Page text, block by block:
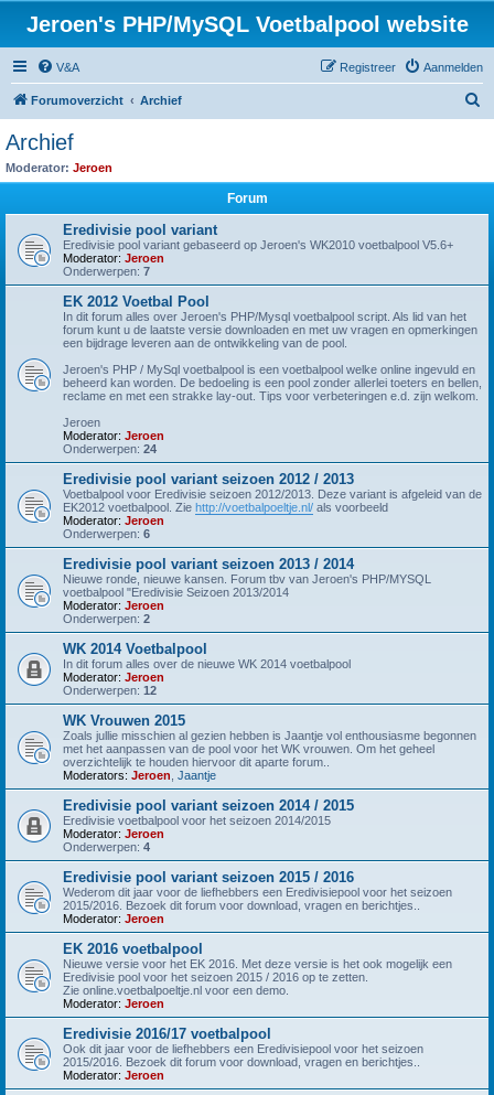
Jeroen's PHP/MySQL Voetbalpool website
V&A Aanmelden
Registreer
Forumoverzicht Archief
Archief
Moderator: Jeroen
Forum
Eredivisie pool variant
Eredivisie pool variant gebaseerd op Jeroen's WK2010 voetbalpool V5.6+
Moderator: Jeroen
Onderwerpen: 7
EK 2012 Voetbal Pool
In dit forum alles over Jeroen's PHP/Mysql voetbalpool script. Als lid van het
forum kunt u de laatste versie downloaden en met uw vragen en opmerkingen
een bijdrage leveren aan de ontwikkeling van de pool.
Jeroen's PHP / MySql voetbalpool is een voetbalpool welke online ingevuld en
beheerd kan worden. De bedoeling is een pool zonder allerlei toeters en bellen,
reclame en met een strakke lay-out. Tips voor verbeteringen e.d. zijn welkom.
Jeroen
Moderator: Jeroen
Onderwerpen: 24
Eredivisie pool variant seizoen 2012 / 2013
Voetbalpool voor Eredivisie seizoen 2012/2013. Deze variant is afgeleid van de
EK2012 voetbalpool. Zie http://voetbalpoeltje.nl/ als voorbeeld
Moderator: Jeroen
Onderwerpen: 6
Eredivisie pool variant seizoen 2013 / 2014
Nieuwe ronde, nieuwe kansen. Forum tbv van Jeroen's PHP/MYSQL
voetbalpool "Eredivisie Seizoen 2013/2014
Moderator: Jeroen
Onderwerpen: 2
WK 2014 Voetbalpool
In dit forum alles over de nieuwe WK 2014 voetbalpool
Moderator: Jeroen
Onderwerpen: 12
WK Vrouwen 2015
Zoals jullie misschien al gezien hebben is Jaantje vol enthousiasme begonnen
met het aanpassen van de pool voor het WK vrouwen. Om het geheel
overzichtelijk te houden hiervoor dit aparte forum..
Moderators: Jeroen Jaantje
Eredivisie pool variant seizoen 2014 / 2015
Eredivisie voetbalpool voor het seizoen 2014/2015
Moderator: Jeroen
Onderwerpen: 4
Eredivisie pool variant seizoen 2015 / 2016
Wederom dit jaar voor de liefhebbers een Eredivisiepool voor het seizoen
2015/2016. Bezoek dit forum voor download, vragen en berichtjes..
Moderator: Jeroen
EK 2016 voetbalpool
Nieuwe versie voor het EK 2016. Met deze versie is het ook mogelijk een
Eredivisie pool voor het seizoen 2015 / 2016 op te zetten.
Zie online.voetbalpoeltje.nl voor een demo.
Moderator: Jeroen
Eredivisie 2016/17 voetbalpool
Ook dit jaar voor de liefhebbers een Eredivisiepool voor het seizoen
2015/2016. Bezoek dit forum voor download, vragen en berichtjes..
Moderator: Jeroen